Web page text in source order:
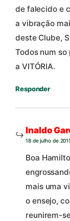
de falecido e
a vibração
deste Clube,
Todos num so
a VITÓRIA.
Responder
Inaldo
18 de julho de
Boa
mais uma
o ensejo,
reunirem-